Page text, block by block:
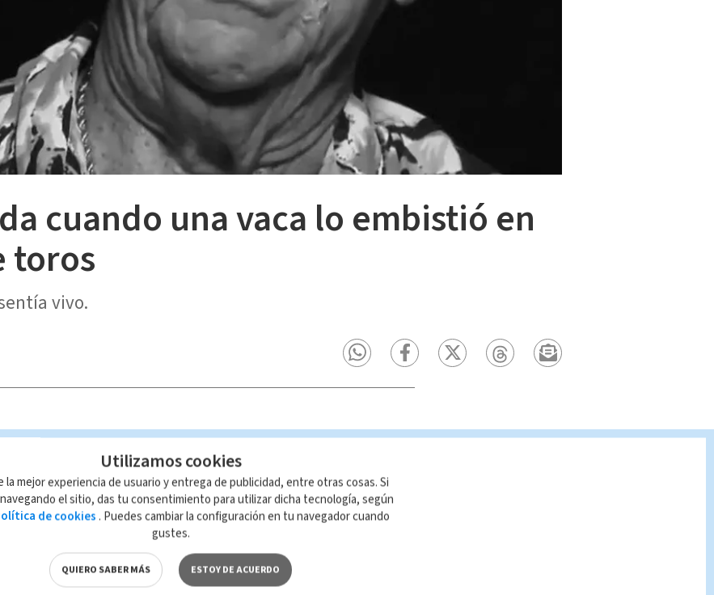
cuando una vaca lo embistió en
toros
vivo.
página, mismo que es propiedad de TELEDIARIO; su reproducción no
las leyes aplicables.
Utilizamos cookies
la mejor experiencia de usuario y entrega de publicidad, entre otras cosas. Si
el sitio, das tu consentimiento para utilizar dicha tecnología, según
de cookies . Puedes cambiar la configuración en tu navegador cuando
gustes.
QUIERO SABER MÁS ESTOY DE ACUERDO